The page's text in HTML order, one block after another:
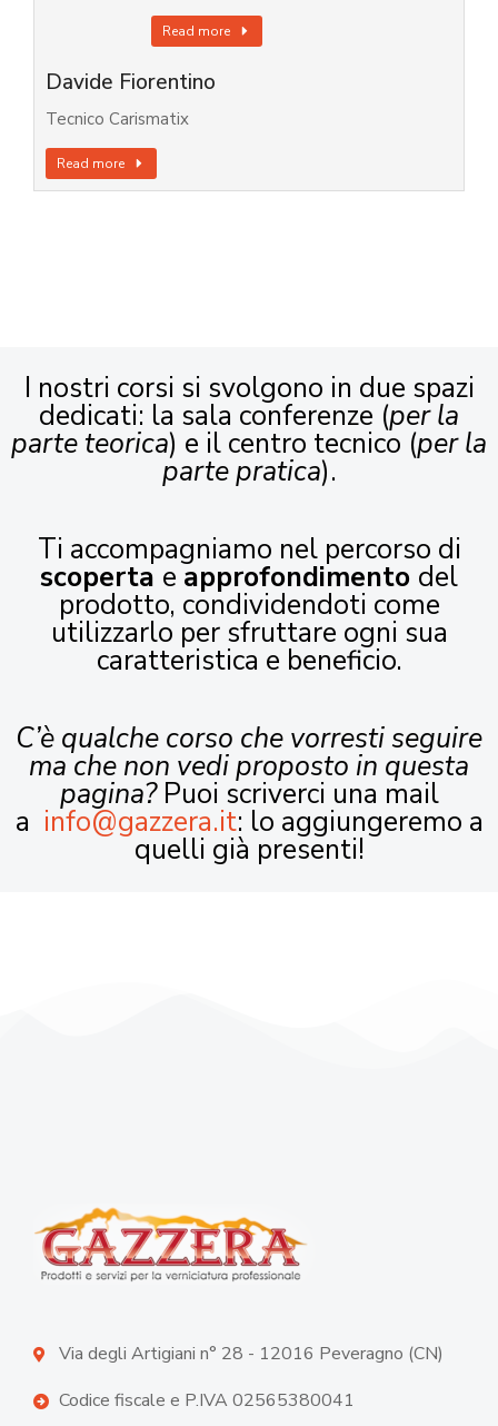
Read more
Davide Fiorentino
Tecnico Carismatix
Read more
I nostri corsi si svolgono in due spazi
dedicati: la sala conferenze (per la
parte teorica) e il centro tecnico (per la
parte pratica).
Ti accompagniamo nel percorso di
scoperta e approfondimento del
prodotto, condividendoti come
utilizzarlo per sfruttare ogni sua
caratteristica e beneficio.
C’è qualche corso che vorresti seguire
ma che non vedi proposto in questa
pagina?Puoi scriverci una mail
a info@gazzera.it: lo aggiungeremo a
quelli già presenti!
Via degli Artigiani n° 28 - 12016 Peveragno (CN)
Codice fiscale e P.IVA 02565380041